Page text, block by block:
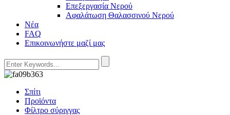
Επεξεργασία Νερού
Αφαλάτωση Θαλασσινού Νερού
Νέα
FAQ
Επικοινωνήστε μαζί μας
Σπίτι
Προϊόντα
Φίλτρο σύριγγας